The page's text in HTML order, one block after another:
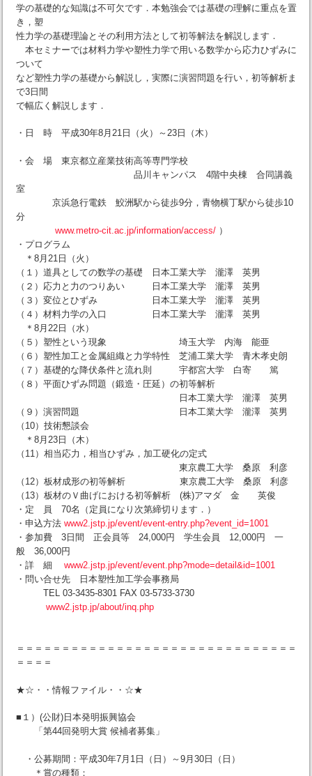
学の基礎的な知識は不可欠です．本勉強会では基礎の理解に重点を置
き，塑
性力学の基礎理論とその利用方法として初等解法を解説します．
本セミナーでは材料力学や塑性力学で用いる数学から応力ひずみに
ついて
など塑性力学の基礎から解説し，実際に演習問題を行い，初等解析ま
で3日間
で幅広く解説します．
・日 時 平成30年8月21日（火）～23日（木）
・会 場 東京都立産業技術高等専門学校
品川キャンパス 4階中央棟 合同講義
室
京浜急行電鉄 鮫洲駅から徒歩9分，青物横丁駅から徒歩10
分
www.metro-cit.ac.jp/information/access/）
・プログラム
＊8月21日（火）
（１）道具としての数学の基礎 日本工業大学 瀧澤 英男
（２）応力と力のつりあい 日本工業大学 瀧澤 英男
（３）変位とひずみ 日本工業大学 瀧澤 英男
（４）材料力学の入口 日本工業大学 瀧澤 英男
＊8月22日（水）
（５）塑性という現象 埼玉大学 内海 能亜
（６）塑性加工と金属組織と力学特性 芝浦工業大学 青木孝史朗
（７）基礎的な降伏条件と流れ則 宇都宮大学 白寄 篤
（８）平面ひずみ問題（鍛造・圧延）の初等解析
日本工業大学 瀧澤 英男
（９）演習問題 日本工業大学 瀧澤 英男
（10）技術懇談会
＊8月23日（木）
（11）相当応力，相当ひずみ，加工硬化の定式
東京農工大学 桑原 利彦
（12）板材成形の初等解析 東京農工大学 桑原 利彦
（13）板材のＶ曲げにおける初等解析 (株)アマダ 金 英俊
・定 員 70名（定員になり次第締切ります．）
・申込方法 www2.jstp.jp/event/event-entry.php?event_id=1001
・参加費 3日間 正会員等 24,000円 学生会員 12,000円 一
般 36,000円
・詳 細 www2.jstp.jp/event/event.php?mode=detail&id=1001
・問い合せ先 日本塑性加工学会事務局
TEL 03-3435-8301 FAX 03-5733-3730
www2.jstp.jp/about/inq.php
＝＝＝＝＝＝＝＝＝＝＝＝＝＝＝＝＝＝＝＝＝＝＝＝＝＝＝＝＝＝＝
＝＝＝＝
★☆・・情報ファイル・・☆★
■１）(公財)日本発明振興協会
「第44回発明大賞 候補者募集」
・公募期間：平成30年7月1日（日）～9月30日（日）
＊賞の種類：